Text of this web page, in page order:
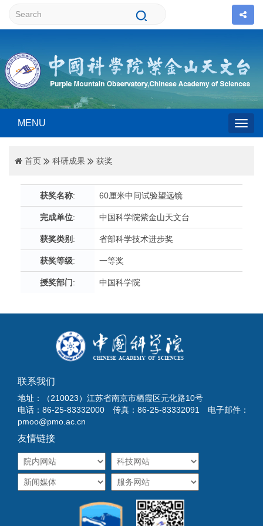
MENU
首页 科研成果 获奖
获奖名称: 60厘米中间试验望远镜
完成单位: 中国科学院紫金山天文台
获奖类别 : 省部科学技术进步奖
获奖等级: 一等奖
授奖部门: 中国科学院
联系我们
地址：（210023）江苏省南京市栖霞区元化路10号
电话：86-25-83332000 传真：86-25-83332091 电子邮件：
pmoo@pmo.ac.cn
友情链接